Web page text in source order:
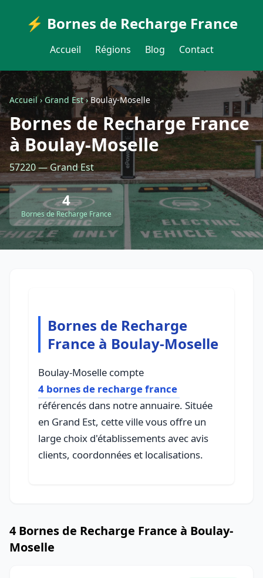
⚡ Bornes de Recharge France
Accueil Régions Blog Contact
Accueil›Grand Est›Boulay-Moselle
Bornes de Recharge France
à Boulay-Moselle
57220 — Grand Est
4
Bornes de Recharge France
Bornes de Recharge
France à Boulay-Moselle
Boulay-Moselle compte
4 bornes de recharge france
référencés dans notre annuaire. Située
en Grand Est, cette ville vous offre un
large choix d'établissements avec avis
clients, coordonnées et localisations.
4 Bornes de Recharge France à Boulay-
Moselle